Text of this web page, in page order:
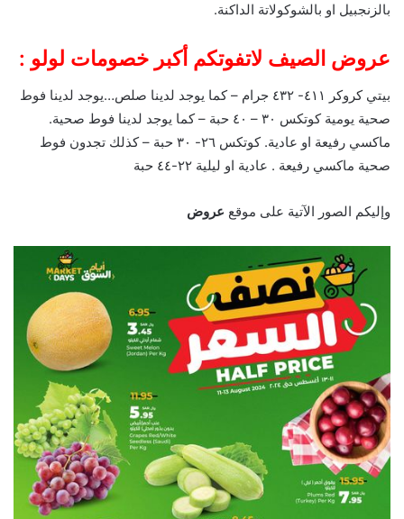
بالزنجبيل او بالشوكولاتة الداكنة.
عروض الصيف لاتفوتكم أكبر خصومات لولو :
بيتي كروكر ٤١١- ٤٣٢ جرام – كما يوجد لدينا صلص…يوجد لدينا فوط
صحية يومية كوتكس ٣٠ – ٤٠ حبة – كما يوجد لدينا فوط صحية.
ماكسي رفيعة او عادية. كوتكس ٢٦- ٣٠ حبة – كذلك تجدون فوط
صحية ماكسي رفيعة . عادية او ليلية ٢٢-٤٤ حبة
وإليكم الصور الآتية على موقع عروض